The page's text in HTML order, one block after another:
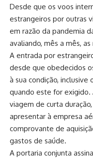
Desde que os voos
estrangeiros por outras
em razão da pandemia
avaliando, mês a mês,
A entrada por
desde que obedecidos
à sua condição,
quando este for exigido.
viagem de curta
apresentar à empresa
comprovante de
gastos de saúde.
A portaria conjunta